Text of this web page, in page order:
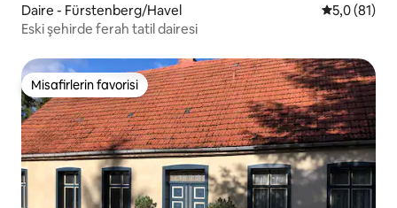
Daire - Fürstenberg/Havel 55,0 (81)
Eski şehirde ferah tatil dairesi
Misafirlerin favorisi
Misafirlerin favorisi